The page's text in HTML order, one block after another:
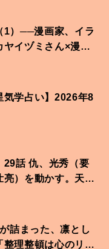
1）──漫画家、イラ
ヤイヅミさん×漫画
気学占い】2026年8
29話 仇、光秀（要
）を動かす。天下
詰まった、凛とし
理整頓は心のリズ